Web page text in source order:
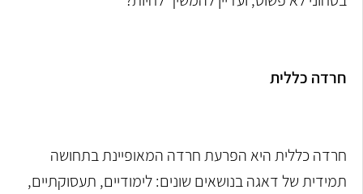
חרדה כללית
חרדה כללית היא הפרעת חרדה המאופיינת בתחושה
תמידית של דאגה בנושאים שונים: לימודיים, תעסוקתיים,